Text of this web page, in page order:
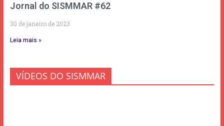
Jornal do SISMMAR #62
30 de janeiro de 2023
Leia mais »
VÍDEOS DO SISMMAR